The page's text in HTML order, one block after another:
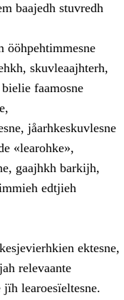
baajedh stuvredh
ööhpehtimmesne
skuvleaajhterh,
faamosne
jåarhkeskuvlesne
«learohke»,
gaajhkh barkijh,
edtjieh
ektesne,
relevaante
learoesïeltesne.